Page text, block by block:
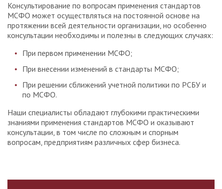
Консультирование по вопросам применения стандартов
МСФО может осуществляться на постоянной основе на
протяжении всей деятельности организации, но особенно
консультации необходимы и полезны в следующих случаях:
При первом применении МСФО;
При внесении изменений в стандарты МСФО;
При решении сближений учетной политики по РСБУ и
по МСФО.
Наши специалисты обладают глубокими практическими
знаниями применения стандартов МСФО и оказывают
консультации, в том числе по сложным и спорным
вопросам, предприятиям различных сфер бизнеса.